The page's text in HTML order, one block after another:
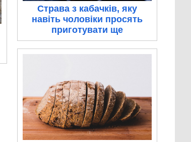
Страва з кабачків, яку
навіть чоловіки просять
приготувати ще